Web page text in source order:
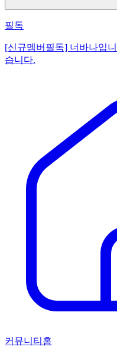
필독
[신규멤버필독] 너바나입
습니다.
커뮤니티홈